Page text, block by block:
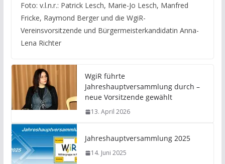
Foto: v.l.n.r.: Patrick Lesch, Marie-Jo Lesch, Manfred
Fricke, Raymond Berger und die WgiR-
Vereinsvorsitzende und Bürgermeisterkandidatin Anna-
Lena Richter
WgiR führte
Jahreshauptversammlung durch –
neue Vorsitzende gewählt
13. April 2026
Jahreshauptversammlung 2025
14. Juni 2025